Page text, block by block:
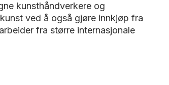
kunsthåndverkere og
ved å også gjøre innkjøp fra
fra større internasjonale